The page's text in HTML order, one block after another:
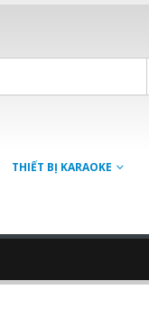
THIẾT BỊ KARAOKE